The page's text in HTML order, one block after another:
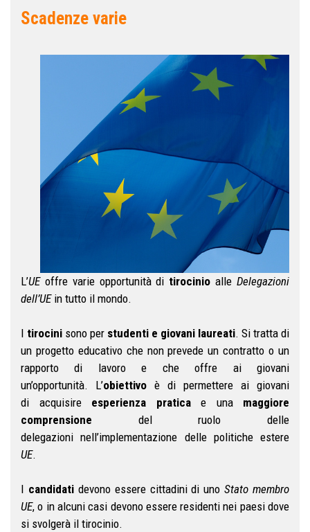
Scadenze varie
L’UE offre varie opportunità di tirocinioalleDelegazioni
dell’UEin tutto il mondo.
I tirocini sono per studenti e giovani laureati. Si tratta di
un progetto educativo che non prevede un contratto o un
rapporto di lavoro e che offre ai giovani
un’opportunità. L’obiettivo è di permettere ai giovani
di acquisire esperienza pratica e una maggiore
comprensione del ruolo delle
delegazioni nell’implementazione delle politiche estere
UE.
I candidatidevono essere cittadini di uno Stato membro
UE, o in alcuni casi devono essere residenti nei paesi dove
si svolgerà il tirocinio.